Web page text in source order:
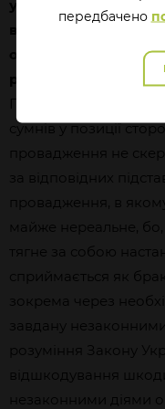
унеможливлюють
виправдувального
особи встановлює
розслідування
При цьому система
сумнів у позиції
провадження не
за відповідних
провадження, в
майже нереальне,
тягне за собою
сприймається як
зокрема через
завдану
розуміння Закону
відшкодування
незаконними діями
передбачено